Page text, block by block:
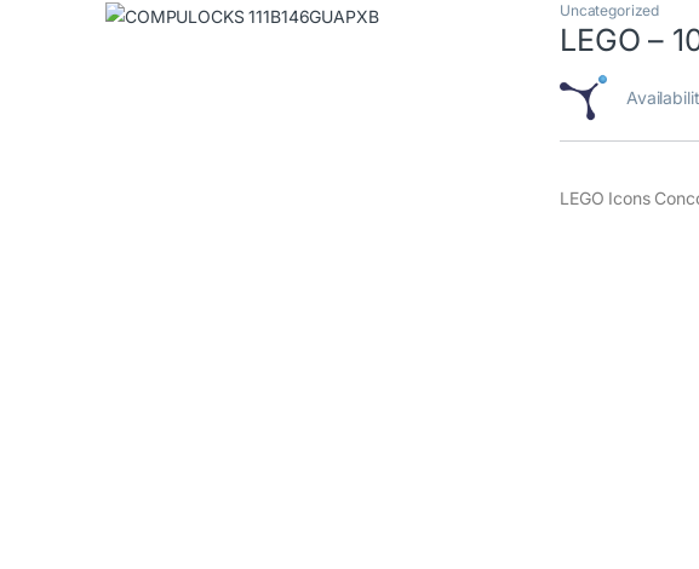
Uncategorized
LEGO –
LEGO Icons